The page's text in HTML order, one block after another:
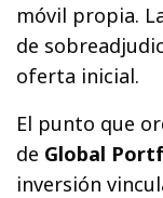
móvil propia.
de
oferta inicial.
El punto que
de Global
inversión